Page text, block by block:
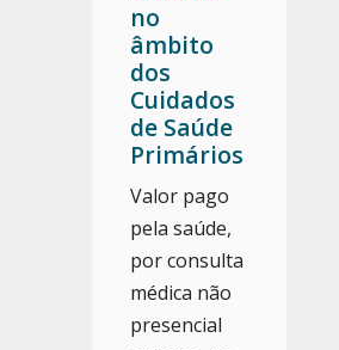
no
âmbito
dos
Cuidados
de Saúde
Primários
Valor pago
pela saúde,
por consulta
médica não
presencial